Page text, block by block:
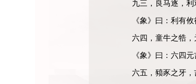
九三，良马逐，
《象》曰：利有
六四，童牛之牿，
《象》曰：六四元
六五，豮豕之牙，